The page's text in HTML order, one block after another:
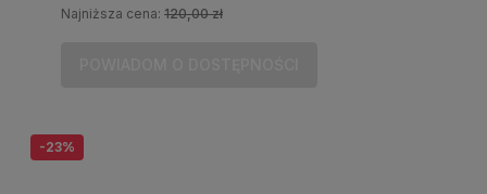
Najniższa cena: 120,00 zł
-23%